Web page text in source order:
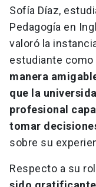
Sofía Díaz,
Pedagogía en
valoró la
estudiante como
manera
que la
profesional
tomar
sobre su
Respecto a su